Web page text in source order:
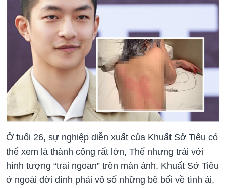
Ở tuổi 26, sự nghiệp diễn xuất của Khuất Sở Tiêu có
thể xem là thành công rất lớn, Thế nhưng trái với
hình tượng “trai ngoan” trên màn ảnh, Khuất Sở Tiêu
ở ngoài đời dính phải vô số những bê bối về tình ái,